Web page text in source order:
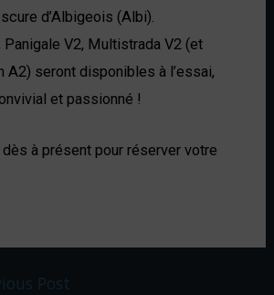
d’Albigeois (Albi).
V2, Multistrada V2 (et
A2) seront disponibles à l’essai,
et passionné !
à présent pour réserver votre
Post